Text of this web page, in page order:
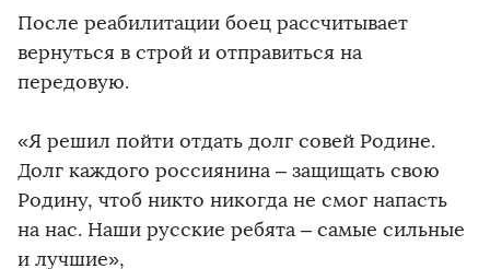
После реабилитации боец рассчитывает
вернуться в строй и отправиться на
передовую.
«Я решил пойти отдать долг совей Родине.
Долг каждого россиянина – защищать свою
Родину, чтоб никто никогда не смог напасть
на нас. Наши русские ребята – самые сильные
и лучшие»,